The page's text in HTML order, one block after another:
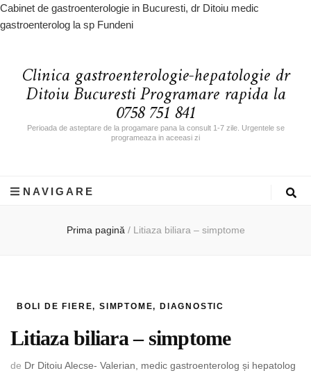
Cabinet de gastroenterologie in Bucuresti, dr Ditoiu medic
gastroenterolog la sp Fundeni
Clinica gastroenterologie-hepatologie dr
Ditoiu Bucuresti Programare rapida la
0758 751 841
Perioada de asteptare de la progamare pana la consult 1-7 zile. Urgentele se
programeaza in aceeasi zi
NAVIGARE
Prima pagină / Litiaza biliara – simptome
BOLI DE FIERE, SIMPTOME, DIAGNOSTIC
Litiaza biliara – simptome
de Dr Ditoiu Alecse- Valerian, medic gastroenterolog și hepatolog